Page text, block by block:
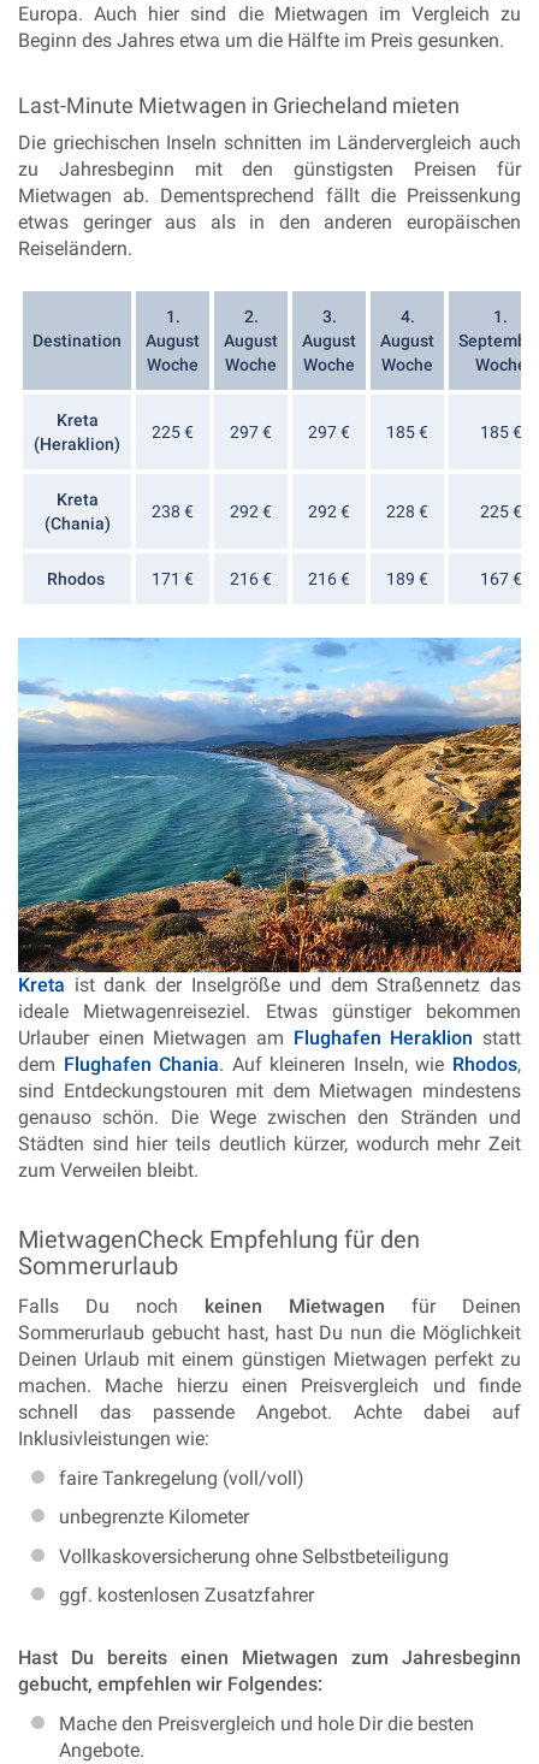
Europa. Auch hier sind die Mietwagen im Vergleich zu
Beginn des Jahres etwa um die Hälfte im Preis gesunken.
Last-Minute Mietwagen in Griecheland mieten
Die griechischen Inseln schnitten im Ländervergleich auch
zu Jahresbeginn mit den günstigsten Preisen für
Mietwagen ab. Dementsprechend fällt die Preissenkung
etwas geringer aus als in den anderen europäischen
Reiseländern.
Destination
1.
August
Woche
2.
August
Woche
3.
August
Woche
4.
August
Woche
1.
Woche
Kreta
(Heraklion)
225 € 297 € 297 € 185 € 185 €
Kreta
(Chania)
238 € 292 € 292 € 228 € 225 €
Rhodos 171 € 216 € 216 € 189 € 167 €
Kreta ist dank der Inselgröße und dem Straßennetz das
ideale Mietwagenreiseziel. Etwas günstiger bekommen
Urlauber einen Mietwagen am Flughafen Heraklion statt
dem Flughafen Chania. Auf kleineren Inseln, wie Rhodos,
sind Entdeckungstouren mit dem Mietwagen mindestens
genauso schön. Die Wege zwischen den Stränden und
Städten sind hier teils deutlich kürzer, wodurch mehr Zeit
zum Verweilen bleibt.
MietwagenCheck Empfehlung für den
Sommerurlaub
Falls Du noch keinen Mietwagen für Deinen
Sommerurlaub gebucht hast, hast Du nun die Möglichkeit
Deinen Urlaub mit einem günstigen Mietwagen perfekt zu
machen. Mache hierzu einen Preisvergleich und finde
schnell das passende Angebot. Achte dabei auf
Inklusivleistungen wie:
faire Tankregelung (voll/voll)
unbegrenzte Kilometer
Vollkaskoversicherung ohne Selbstbeteiligung
ggf. kostenlosen Zusatzfahrer
Hast Du bereits einen Mietwagen zum Jahresbeginn
gebucht, empfehlen wir Folgendes:
Mache den Preisvergleich und hole Dir die besten
Angebote.